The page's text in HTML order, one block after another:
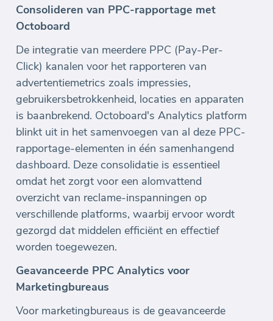
Consolideren van PPC-rapportage met
Octoboard
De integratie van meerdere PPC (Pay-Per-
Click) kanalen voor het rapporteren van
advertentiemetrics zoals impressies,
gebruikersbetrokkenheid, locaties en apparaten
is baanbrekend. Octoboard's Analytics platform
blinkt uit in het samenvoegen van al deze PPC-
rapportage-elementen in één samenhangend
dashboard. Deze consolidatie is essentieel
omdat het zorgt voor een alomvattend
overzicht van reclame-inspanningen op
verschillende platforms, waarbij ervoor wordt
gezorgd dat middelen efficiënt en effectief
worden toegewezen.
Geavanceerde PPC Analytics voor
Marketingbureaus
Voor marketingbureaus is de geavanceerde